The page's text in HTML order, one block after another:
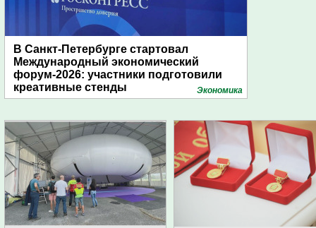
В Санкт-Петербурге стартовал
Международный экономический
форум-2026: участники подготовили
креативные стенды
Экономика